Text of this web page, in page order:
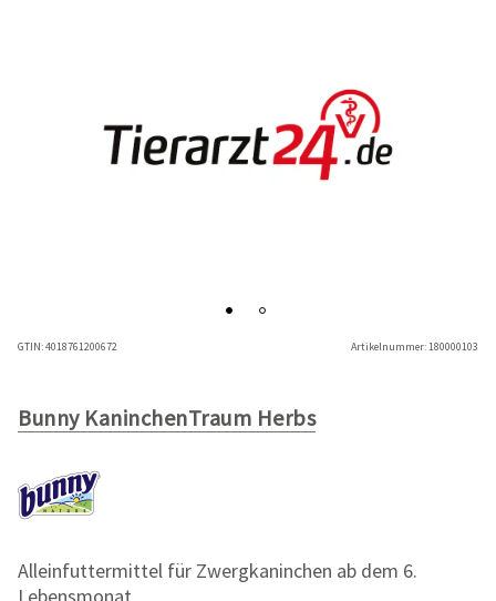
GTIN:4018761200672 Artikelnummer:180000103
Bunny KaninchenTraum Herbs
Alleinfuttermittel für Zwergkaninchen ab dem 6.